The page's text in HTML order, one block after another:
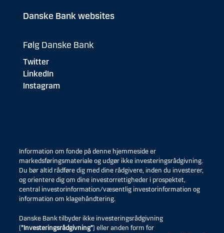
Danske Bank websites
Følg Danske Bank
Twitter
LinkedIn
Instagram
Information om fonde på denne hjemmeside er
markedsføringsmateriale og udgør ikke investeringsrådgivning.
Du bør altid rådføre dig med dine rådgivere, inden du investerer,
og orientere dig om dine investorrettigheder i prospektet,
central investorinformation/væsentlig investorinformation og
information om klagehåndtering.
Danske Bank tilbyder ikke investeringsrådgivning
(”Investeringsrådgivning”) eller anden form for